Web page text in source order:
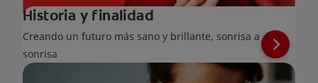
Historia y finalidad
Creando un futuro más sano y brillante, sonrisa a
sonrisa